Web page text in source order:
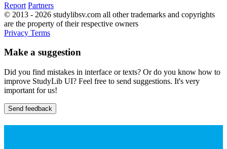
Report Partners
© 2013 - 2026 studylibsv.com all other trademarks and copyrights
are the property of their respective owners
Privacy Terms
Make a suggestion
Did you find mistakes in interface or texts? Or do you know how to
improve StudyLib UI? Feel free to send suggestions. It's very
important for us!
Send feedback